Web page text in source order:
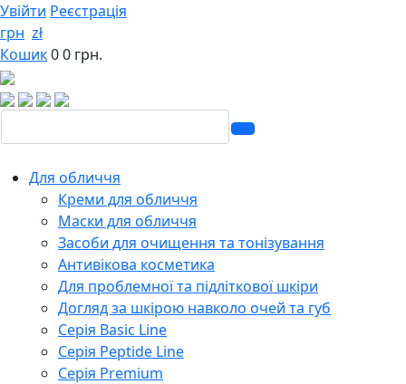
Увійти Реєстрація
грн zł
Кошик00 грн.
Для обличчя
Креми для обличчя
Маски для обличчя
Засоби для очищення та тонізування
Антивікова косметика
Для проблемної та підліткової шкіри
Догляд за шкірою навколо очей та губ
Серія Basic Line
Серія Peptide Line
Серія Premium